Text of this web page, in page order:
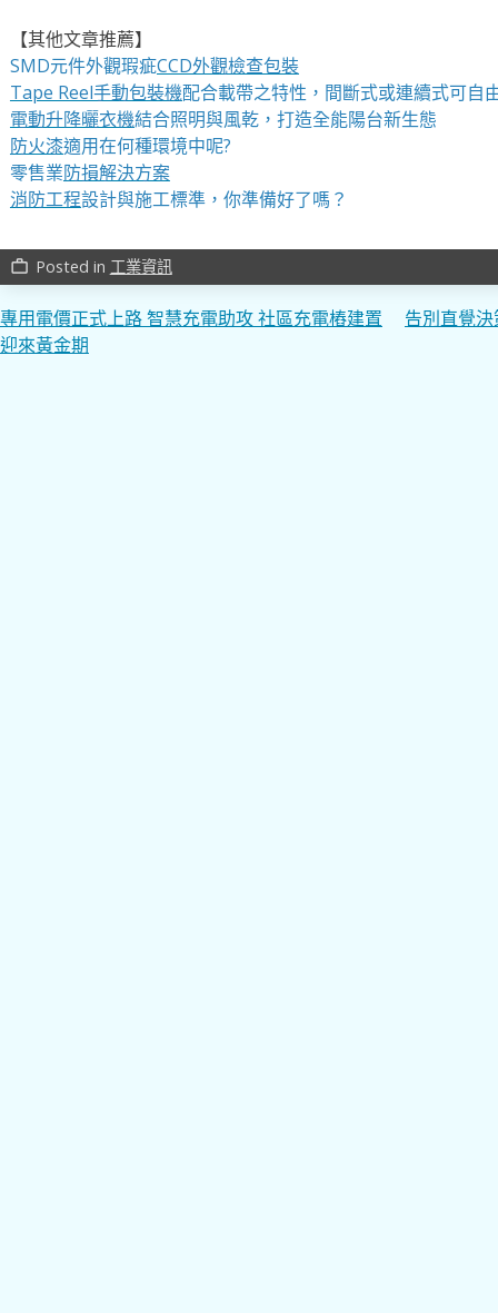
【其他文章推薦】
SMD元件外觀瑕疵CCD外觀檢查包裝
Tape Reel手動包裝機配合載帶之特性，間斷式或連續式可自
電動升降曬衣機結合照明與風乾，打造全能陽台新生態
防火漆適用在何種環境中呢?
零售業防損解決方案
消防工程設計與施工標準，你準備好了嗎？
work_outline Posted in 工業資訊
文
章
專用電價正式上路 智慧充電助攻 社區充電樁建置
迎來黃金期
告別直覺